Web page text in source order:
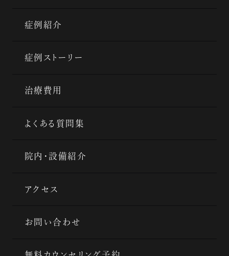
症例紹介
症例ストーリー
治療費用
よくある質問集
院内・設備紹介
アクセス
お問い合わせ